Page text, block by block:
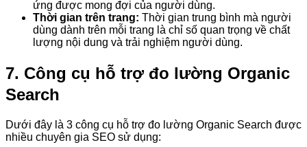
ứng được mong đợi của người dùng.
Thời gian trên trang: Thời gian trung bình mà người
dùng dành trên mỗi trang là chỉ số quan trọng về chất
lượng nội dung và trải nghiệm người dùng.
7. Công cụ hỗ trợ đo lường Organic
Search
Dưới đây là 3 công cụ hỗ trợ đo lường Organic Search được
nhiều chuyên gia SEO sử dụng: